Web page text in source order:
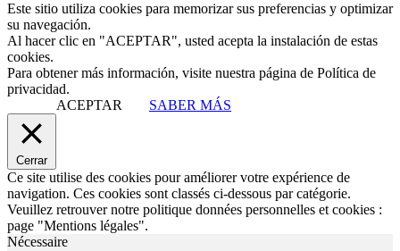
Este sitio utiliza cookies para memorizar sus preferencias y optimizar
su navegación.
Al hacer clic en "ACEPTAR", usted acepta la instalación de estas
cookies.
Para obtener más información, visite nuestra página de Política de
privacidad.
ACEPTAR
SABER MÁS
Cerrar
Ce site utilise des cookies pour améliorer votre expérience de
navigation. Ces cookies sont classés ci-dessous par catégorie.
Veuillez retrouver notre politique données personnelles et cookies :
page "Mentions légales".
Nécessaire